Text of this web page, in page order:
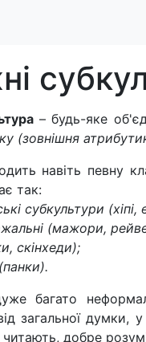
– будь-яке
(зовнішня
навіть певну
так:
субкультури
(мажори,
скінхеди);
багато
загальної думки,
читають, добре